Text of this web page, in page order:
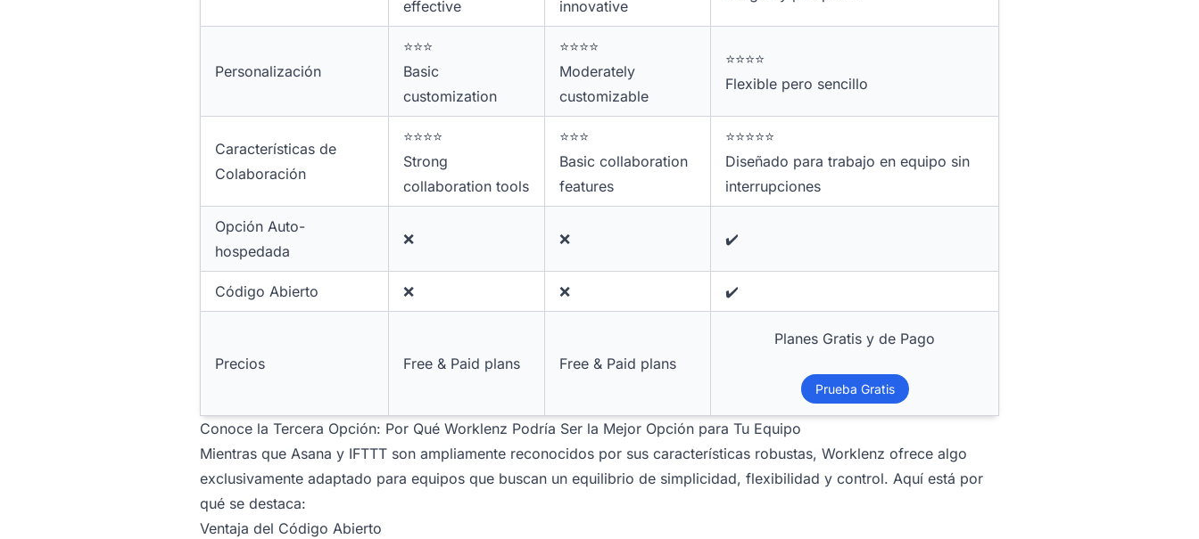
effective
innovative
Personalización
⭐⭐⭐
Basic
customization
⭐⭐⭐⭐
Moderately
customizable
⭐⭐⭐⭐
Flexible pero sencillo
Características de
Colaboración
⭐⭐⭐⭐
Strong
collaboration tools
⭐⭐⭐
Basic collaboration
features
⭐⭐⭐⭐⭐
Diseñado para trabajo en equipo sin
interrupciones
Opción Auto-
hospedada
❌ ❌ ✔️
Código Abierto ❌ ❌ ✔️
Precios Free & Paid plans Free & Paid plans
Planes Gratis y de Pago
Prueba Gratis
Conoce la Tercera Opción: Por Qué Worklenz Podría Ser la Mejor Opción para Tu Equipo
Mientras que Asana y IFTTT son ampliamente reconocidos por sus características robustas, Worklenz ofrece algo
exclusivamente adaptado para equipos que buscan un equilibrio de simplicidad, flexibilidad y control. Aquí está por
qué se destaca:
Ventaja del Código Abierto